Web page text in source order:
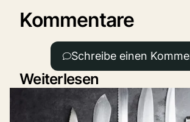
Kommentare
Schreibe einen
Weiterlesen